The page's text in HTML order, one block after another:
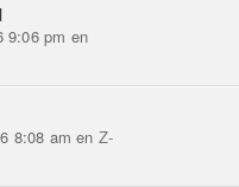
9:06 pm en
8:08 am en Z-